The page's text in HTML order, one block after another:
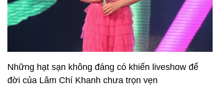
Những hạt sạn không đáng có khiến liveshow để
đời của Lâm Chí Khanh chưa trọn vẹn